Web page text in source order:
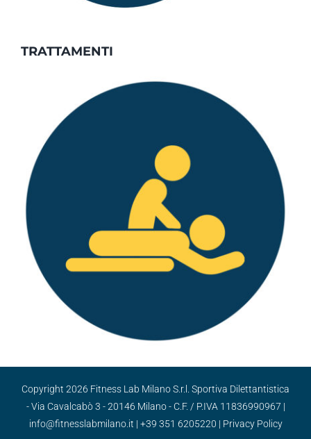
TRATTAMENTI
Copyright 2026 Fitness Lab Milano S.r.l. Sportiva Dilettantistica
- Via Cavalcabò 3 - 20146 Milano - C.F. / P.IVA 11836990967 |
info@fitnesslabmilano.it | +39 351 6205220 | Privacy Policy